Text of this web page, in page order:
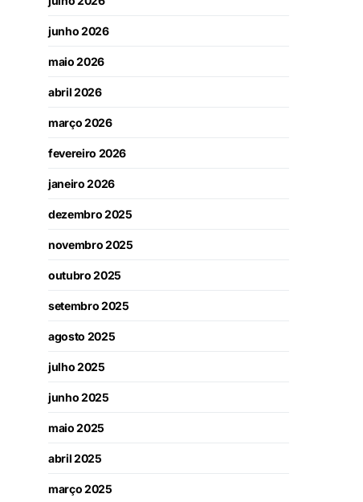
junho 2026
maio 2026
abril 2026
março 2026
fevereiro 2026
janeiro 2026
dezembro 2025
novembro 2025
outubro 2025
setembro 2025
agosto 2025
julho 2025
junho 2025
maio 2025
abril 2025
março 2025